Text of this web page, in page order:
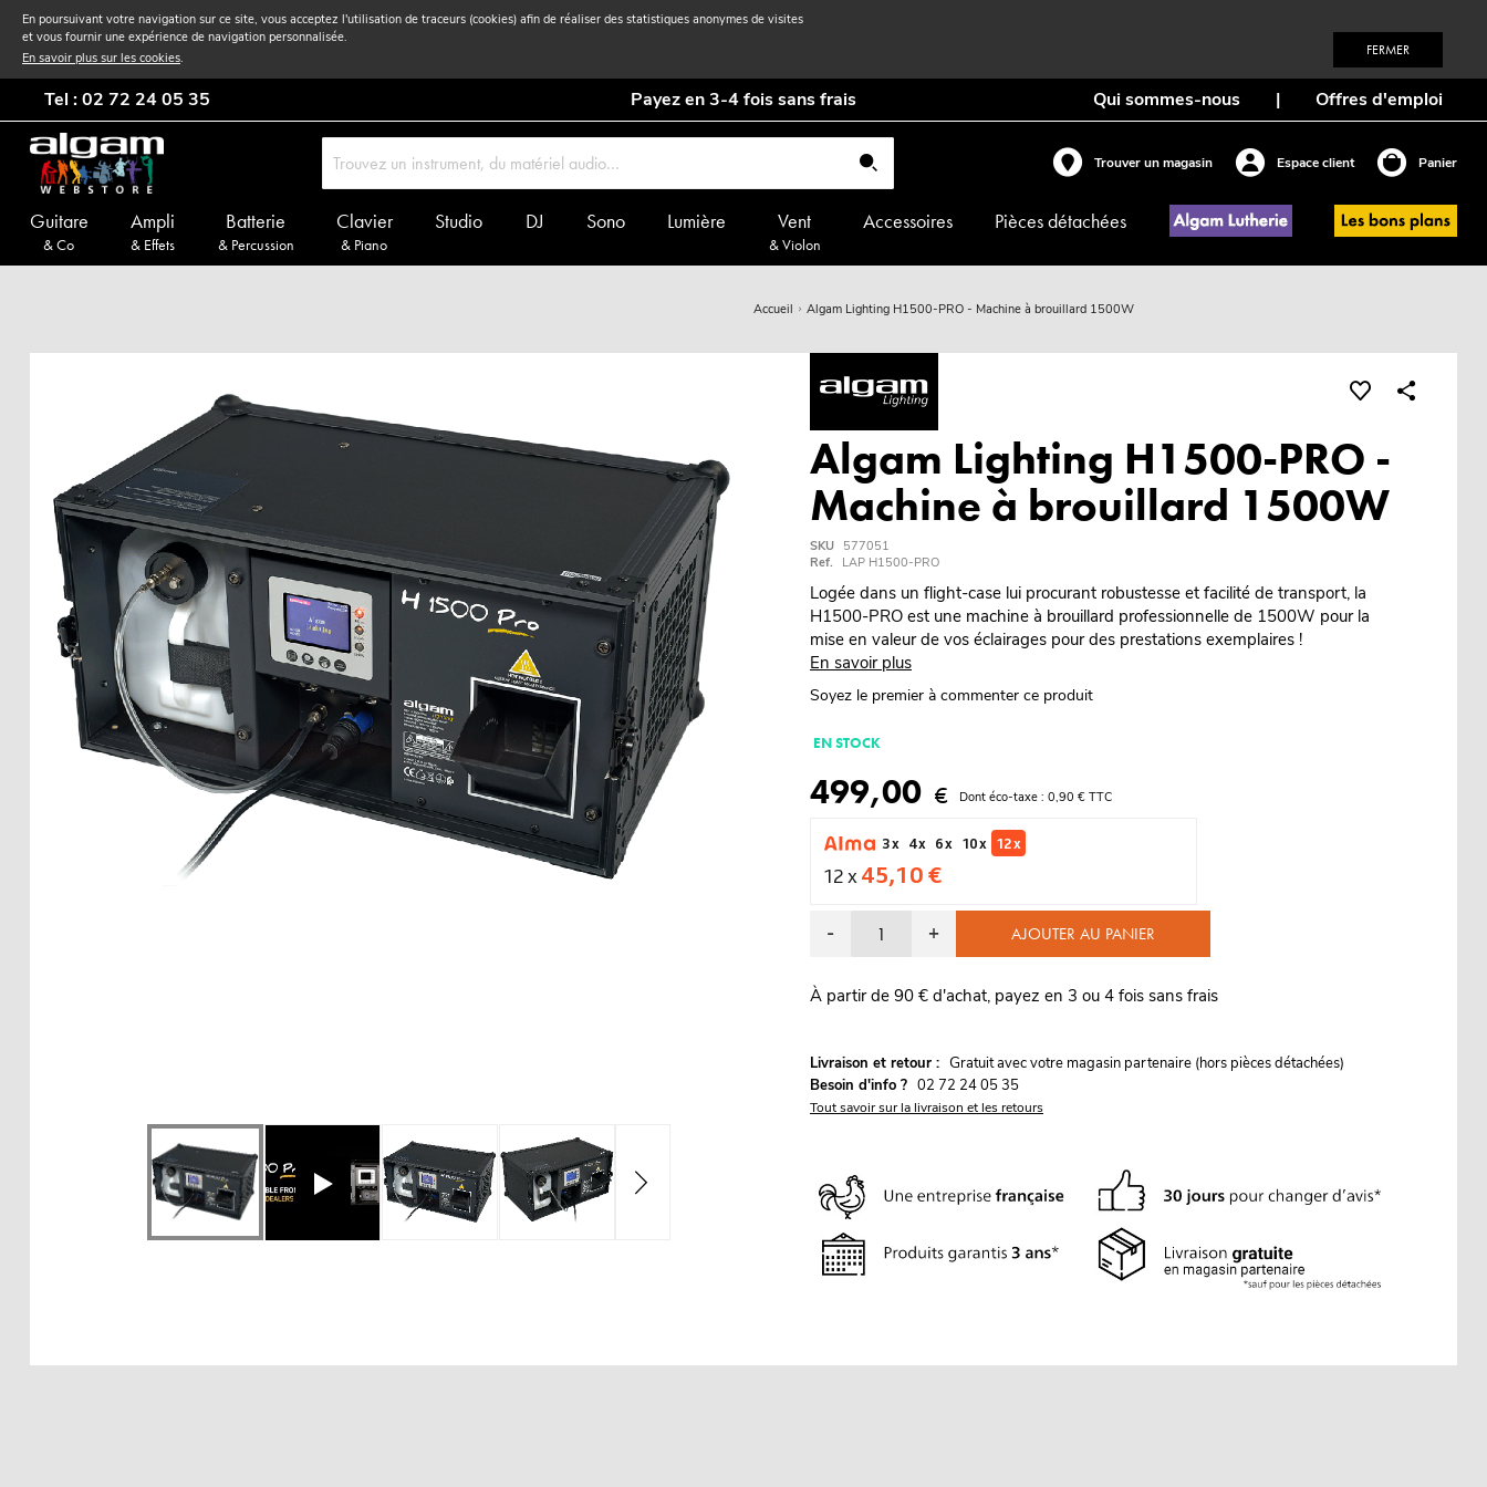
En poursuivant votre navigation sur ce site, vous acceptez l'utilisation de traceurs (cookies) afin de réaliser des statistiques anonymes de visites
et vous fournir une expérience de navigation personnalisée.
En savoir plus sur les cookies. FERMER
Tel : 02 72 24 05 35 Payez en 3-4 fois sans frais Qui sommes-nous | Offres d'emploi
Trouver un magasin Espace client Panier
Guitare
& Co
Ampli
& Effets
Batterie
& Percussion
Clavier
& Piano
Studio DJ Sono Lumière Vent
& Violon
Accessoires Pièces détachées
Accueil Algam Lighting H1500-PRO - Machine à brouillard 1500W
Algam Lighting H1500-PRO -
Machine à brouillard 1500W
SKU 577051
Ref.
LAP H1500-PRO
Logée dans un flight-case lui procurant robustesse et facilité de transport, la
H1500-PRO est une machine à brouillard professionnelle de 1500W pour la
mise en valeur de vos éclairages pour des prestations exemplaires !
En savoir plus
Soyez le premier à commenter ce produit
EN STOCK
499,00 € Dont éco-taxe : 0,90 € TTC
3 x 4 x 6 x 10 x 12 x
12 x 45,10 €
- + AJOUTER AU PANIER
À partir de 90 € d'achat, payez en 3 ou 4 fois sans frais
Livraison et retour : Gratuit avec votre magasin partenaire (hors pièces détachées)
Besoin d'info ? 02 72 24 05 35
Tout savoir sur la livraison et les retours